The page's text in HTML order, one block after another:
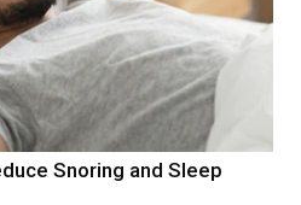
Snoring and Sleep